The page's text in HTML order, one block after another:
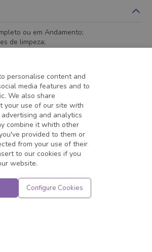
ou em Andamento;
de limpeza;
paciente;
atuar em regime de escala 12x36.
expired!
personalise content and
media features and to
We also share
your use of our site with
and analytics
combine it whith other
provided to them or
from your use of their
to our cookies if you
website.
Configure Cookies